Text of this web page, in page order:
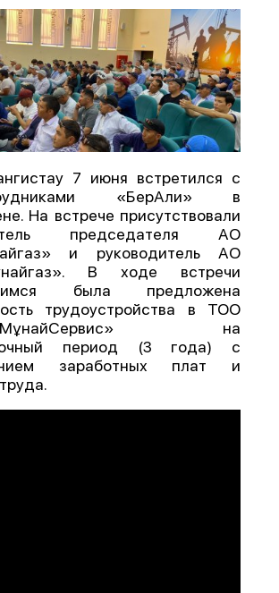
Трудовые конфликты
Отчеты
публикацию
Справочник
API
конфиденциальности
7 июня встретился с
«БерАли» в
На встрече присутствовали
председателя АО
и руководитель АО
В ходе встречи
была предложена
трудоустройства в ТОО
на
период (3 года) с
заработных плат и